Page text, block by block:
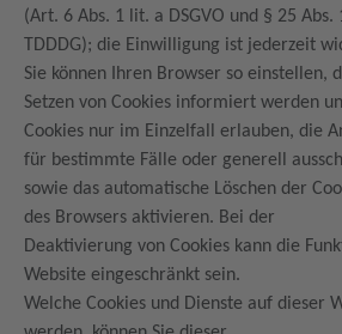
(Art. 6 Abs. 1 lit. a DSGVO und § 25 Abs.
TDDDG); die Einwilligung ist jederzeit
Sie können Ihren Browser so einstellen,
Setzen von Cookies informiert werden
Cookies nur im Einzelfall erlauben, die
für bestimmte Fälle oder generell
sowie das automatische Löschen der
des Browsers aktivieren. Bei der
Deaktivierung von Cookies kann die
Website eingeschränkt sein.
Welche Cookies und Dienste auf dieser